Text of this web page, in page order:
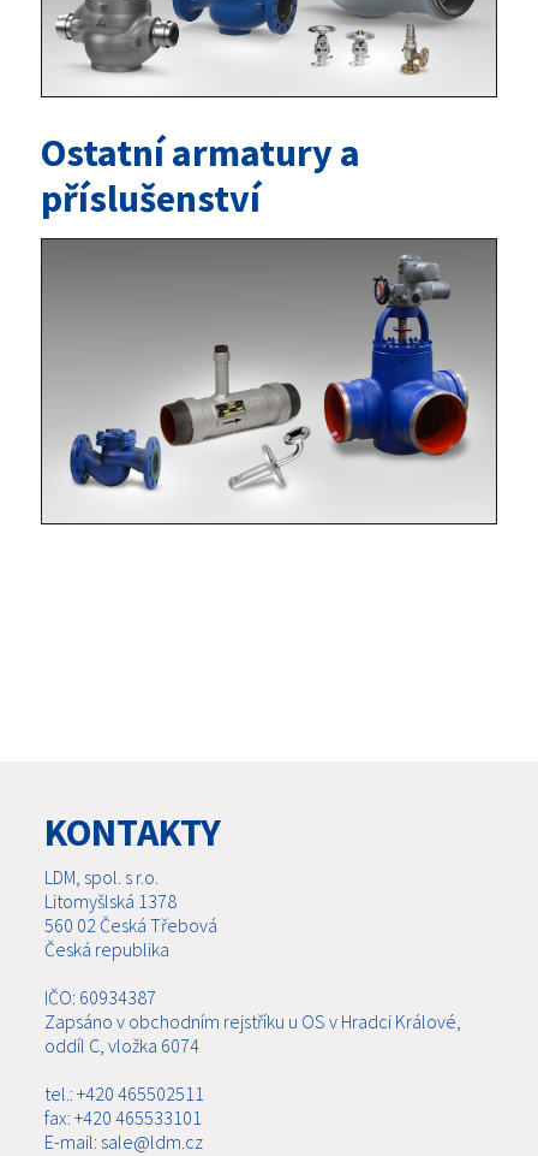
Ostatní armatury a
příslušenství
KONTAKTY
LDM, spol. s r.o.
Litomyšlská 1378
560 02 Česká Třebová
Česká republika
IČO: 60934387
Zapsáno v obchodním rejstříku u OS v Hradci Králové,
oddíl C, vložka 6074
tel.: +420 465502511
fax: +420 465533101
E-mail: sale@ldm.cz